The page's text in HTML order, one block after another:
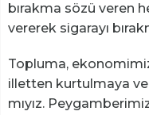
bırakma sözü veren
vererek sigarayı
Topluma,
illetten kurtulmaya
mıyız.